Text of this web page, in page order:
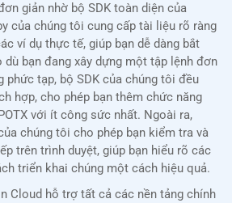
giản nhờ bộ SDK toàn diện của
của chúng tôi cung cấp tài liệu rõ ràng
ví dụ thực tế, giúp bạn dễ dàng bắt
dù bạn đang xây dựng một tập lệnh đơn
phức tạp, bộ SDK của chúng tôi đều
hợp, cho phép bạn thêm chức năng
với ít công sức nhất. Ngoài ra,
chúng tôi cho phép bạn kiểm tra và
trên trình duyệt, giúp bạn hiểu rõ các
triển khai chúng một cách hiệu quả.
Cloud hỗ trợ tất cả các nền tảng chính